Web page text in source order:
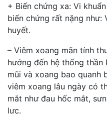
+ Biến chứng xa: Vi
biến chứng rất nặng như:
huyết.
– Viêm xoang mãn tính
hưởng đến hệ thống thần
mũi và xoang bao quanh
viêm xoang lâu ngày có
mắt như đau hốc mắt,
lực.